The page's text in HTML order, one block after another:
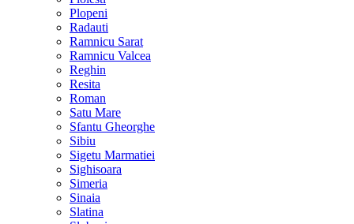
Plopeni
Radauti
Ramnicu Sarat
Ramnicu Valcea
Reghin
Resita
Roman
Satu Mare
Sfantu Gheorghe
Sibiu
Sigetu Marmatiei
Sighisoara
Simeria
Sinaia
Slatina